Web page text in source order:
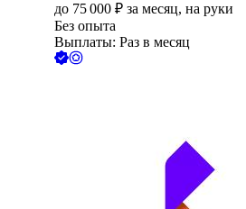
до 75 000 ₽ за месяц, на руки
Без опыта
Выплаты: Раз в месяц